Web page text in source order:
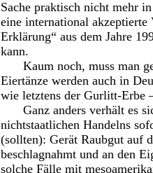
Sache praktisch nicht mehr
eine international akzeptierte
Erklärung“ aus dem Jahre
kann.
Kaum noch, muss man
Eiertänze werden auch in
wie letztens der Gurlitt-Erbe
Ganz anders verhält es
nichtstaatlichen Handelns
(sollten): Gerät Raubgut auf
beschlagnahmt und an den
solche Fälle mit